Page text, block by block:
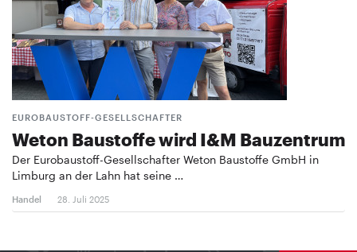
EUROBAUSTOFF-GESELLSCHAFTER
Weton Baustoffe wird I&M Bauzentrum
Der Eurobaustoff-Gesellschafter Weton Baustoffe GmbH in
Limburg an der Lahn hat seine …
Handel 28. Juli 2025